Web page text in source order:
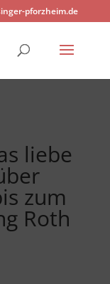
pforzheim.de
liebe
zum
Roth